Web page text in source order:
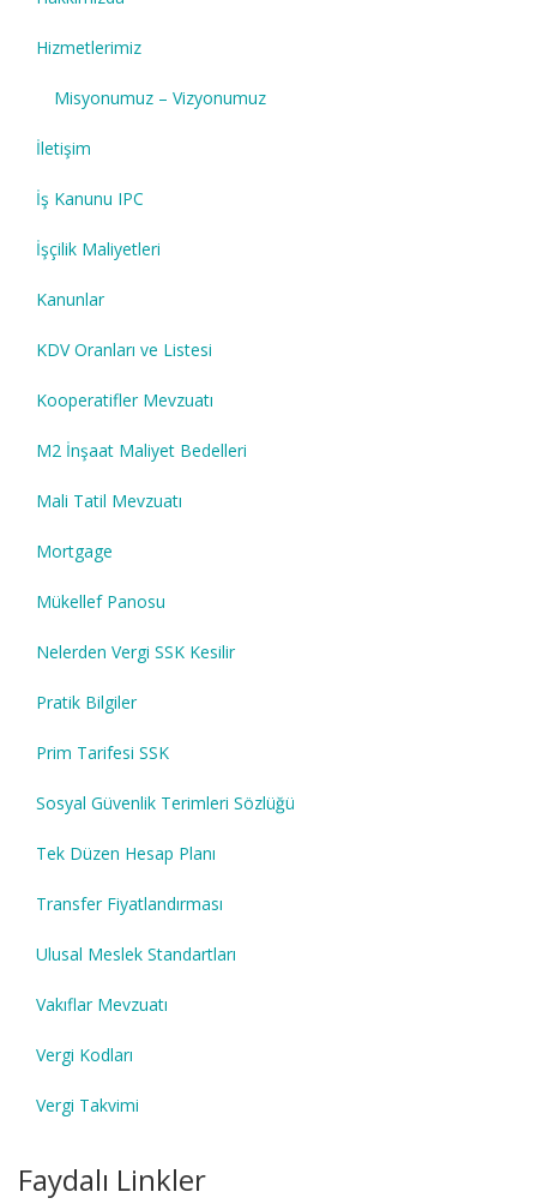
Hizmetlerimiz
Misyonumuz – Vizyonumuz
İletişim
İş Kanunu IPC
İşçilik Maliyetleri
Kanunlar
KDV Oranları ve Listesi
Kooperatifler Mevzuatı
M2 İnşaat Maliyet Bedelleri
Mali Tatil Mevzuatı
Mortgage
Mükellef Panosu
Nelerden Vergi SSK Kesilir
Pratik Bilgiler
Prim Tarifesi SSK
Sosyal Güvenlik Terimleri Sözlüğü
Tek Düzen Hesap Planı
Transfer Fiyatlandırması
Ulusal Meslek Standartları
Vakıflar Mevzuatı
Vergi Kodları
Vergi Takvimi
Faydalı Linkler